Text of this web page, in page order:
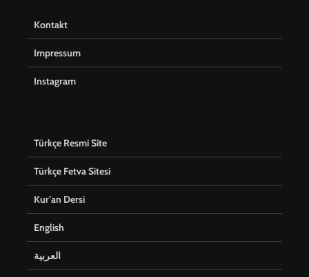
Kontakt
Impressum
Instagram
Türkçe Resmi Site
Türkçe Fetva Sitesi
Kur’an Dersi
English
العربية